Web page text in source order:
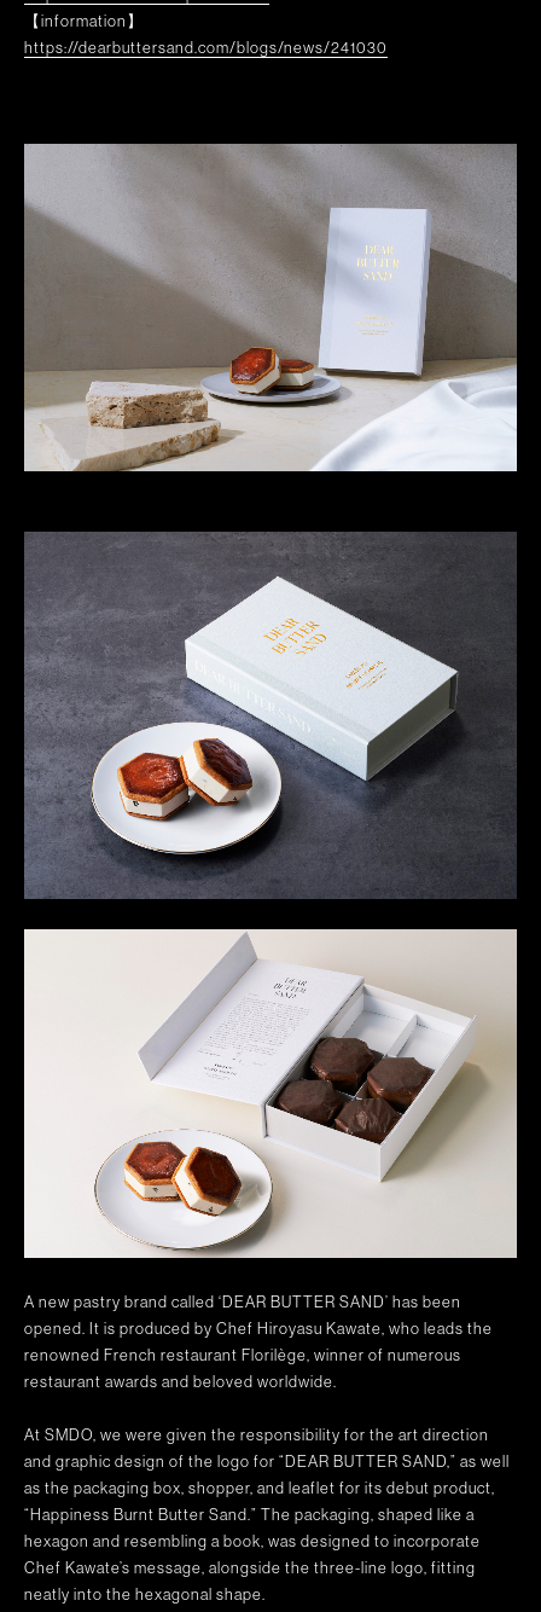
【information】
https://dearbuttersand.com/blogs/news/241030
A new pastry brand called ‘DEAR BUTTER SAND’ has been
opened. It is produced by Chef Hiroyasu Kawate, who leads the
renowned French restaurant Florilège, winner of numerous
restaurant awards and beloved worldwide.
At SMDO, we were given the responsibility for the art direction
and graphic design of the logo for “DEAR BUTTER SAND,” as well
as the packaging box, shopper, and leaflet for its debut product,
“Happiness Burnt Butter Sand.” The packaging, shaped like a
hexagon and resembling a book, was designed to incorporate
Chef Kawate’s message, alongside the three-line logo, fitting
neatly into the hexagonal shape.